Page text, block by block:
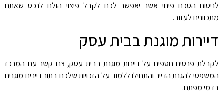
לניסוח הסכם פינוי אשר יאפשר לכם לקבל פיצוי הולם לנכס שאתם
מתכוונים לעזוב.
דיירות מוגנת בבית עסק
לקבלת פרטים נוספים על דיירות מוגנת בבית עסק, צרו קשר עם המרכז
המשפטי להגנת הדייר והתחילו ללמוד על הזכויות שלכם בתור דיירים מוגנים
בדמי מפתח.